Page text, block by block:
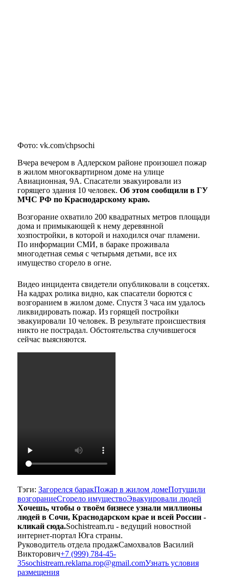
Фото: vk.com/chpsochi
Вчера вечером в Адлерском районе произошел пожар
в жилом многоквартирном доме на улице
Авиационная, 9А. Спасатели эвакуировали из
горящего здания 10 человек. Об этом сообщили в ГУ
МЧС РФ по Краснодарскому краю.
Возгорание охватило 200 квадратных метров площади
дома и примыкающей к нему деревянной
хозпостройки, в которой и находился очаг пламени.
По информации СМИ, в бараке проживала
многодетная семья с четырьмя детьми, все их
имущество сгорело в огне.
Видео инцидента свидетели опубликовали в соцсетях.
На кадрах ролика видно, как спасатели борются с
возгоранием в жилом доме. Спустя 3 часа им удалось
ликвидировать пожар. Из горящей постройки
эвакуировали 10 человек. В результате происшествия
никто не пострадал. Обстоятельства случившегося
сейчас выясняются.
Тэги: Загорелся баракПожар в жилом домеПотушили
возгораниеСгорело имуществоЭвакуировали людей
Хочешь, чтобы о твоём бизнесе узнали миллионы
людей в Сочи, Краснодарском крае и всей России -
кликай сюда.Sochistream.ru - ведущий новостной
интернет-портал Юга страны.
Руководитель отдела продажСамохвалов Василий
Викторович+7 (999) 784-45-
35sochistream.reklama.rop@gmail.comУзнать условия
размещения